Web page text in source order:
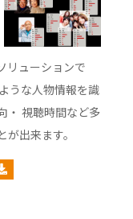
リューションで
うな人物情報を識
・ 視聴時間など多
出来ます。